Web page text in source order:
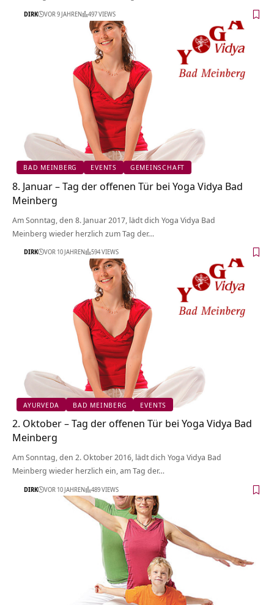
DIRK VOR 9 JAHREN 497 VIEWS
BAD MEINBERG EVENTS GEMEINSCHAFT
8. Januar – Tag der offenen Tür bei Yoga Vidya Bad
Meinberg
Am Sonntag, den 8. Januar 2017, lädt dich Yoga Vidya Bad
Meinberg wieder herzlich zum Tag der…
DIRK VOR 10 JAHREN 594 VIEWS
AYURVEDA BAD MEINBERG EVENTS
2. Oktober – Tag der offenen Tür bei Yoga Vidya Bad
Meinberg
Am Sonntag, den 2. Oktober 2016, lädt dich Yoga Vidya Bad
Meinberg wieder herzlich ein, am Tag der…
DIRK VOR 10 JAHREN 489 VIEWS